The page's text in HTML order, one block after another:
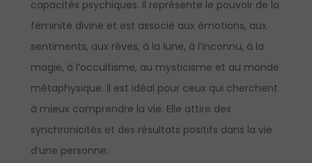
capacités psychiques. Il représente le pouvoir de la
féminité divine et est associé aux émotions, aux
sentiments, aux rêves, à la lune, à l’inconnu, à la
magie, à l’occultisme, au mysticisme et au monde
métaphysique. Il est idéal pour ceux qui cherchent
à mieux comprendre la vie. Elle attire des
synchronicités et des résultats positifs dans la vie
d’une personne.